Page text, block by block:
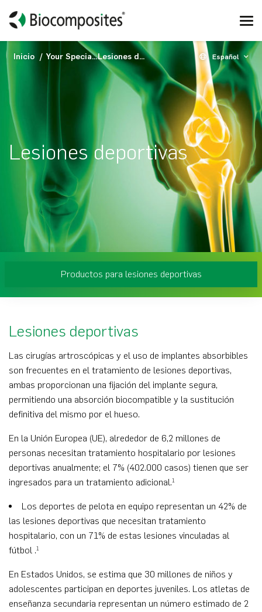
Inicio Your Specialty Lesiones deportivas Español
Lesiones deportivas
Productos para lesiones deportivas
Lesiones deportivas
Las cirugías artroscópicas y el uso de implantes absorbibles
son frecuentes en el tratamiento de lesiones deportivas,
ambas proporcionan una fijación del implante segura,
permitiendo una absorción biocompatible y la sustitución
definitiva del mismo por el hueso.
En la Unión Europea (UE), alrededor de 6,2 millones de
personas necesitan tratamiento hospitalario por lesiones
deportivas anualmente; el 7% (402.000 casos) tienen que ser
ingresados para un tratamiento adicional.1
Los deportes de pelota en equipo representan un 42% de
las lesiones deportivas que necesitan tratamiento
hospitalario, con un 71% de estas lesiones vinculadas al
fútbol .1
En Estados Unidos, se estima que 30 millones de niños y
adolescentes participan en deportes juveniles. Los atletas de
enseñanza secundaria representan un número estimado de 2